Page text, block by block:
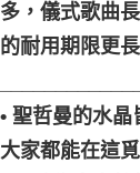
多，儀式歌曲
的耐用期限更長
• 聖哲曼的水
大家都能在這